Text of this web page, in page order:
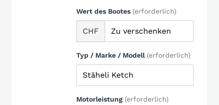
Wert des Bootes (erforderlich)
CHF
Typ / Marke / Modell (erforderlich)
Motorleistung (erforderlich)